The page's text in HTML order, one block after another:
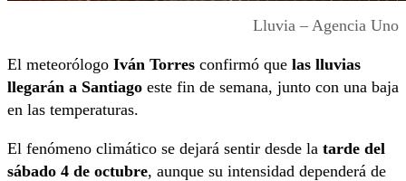
Lluvia – Agencia Uno
El meteorólogo Iván Torres confirmó que las lluvias
llegarán a Santiago este fin de semana, junto con una baja
en las temperaturas.
El fenómeno climático se dejará sentir desde la tarde del
sábado 4 de octubre, aunque su intensidad dependerá de